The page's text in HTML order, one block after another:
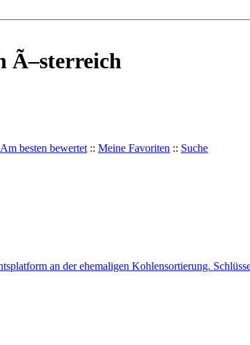
Ã–sterreich
Am besten bewertet :: Meine Favoriten :: Suche